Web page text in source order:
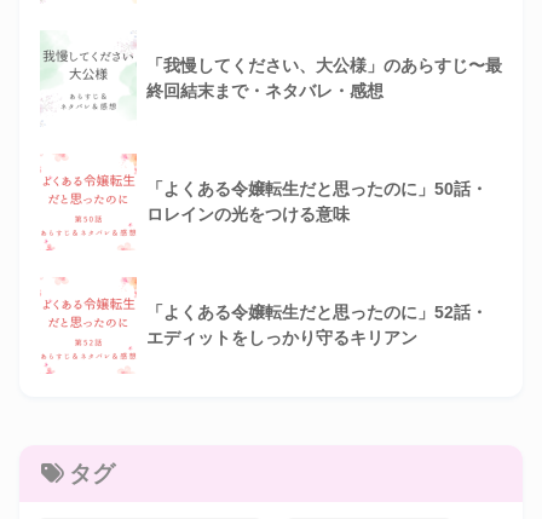
「我慢してください、大公様」のあらすじ〜最
終回結末まで・ネタバレ・感想
「よくある令嬢転生だと思ったのに」50話・
ロレインの光をつける意味
「よくある令嬢転生だと思ったのに」52話・
エディットをしっかり守るキリアン
タグ